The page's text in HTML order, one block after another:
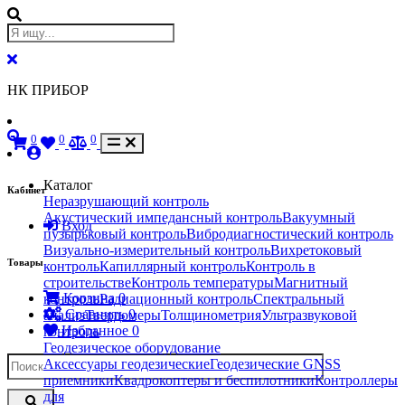
НК ПРИБОР
Кабинет
Вход
Товары
Корзина0
Сравнить0
Избранное 0
0 0 0
Каталог
Неразрушающий контроль
Акустический импедансный контрольВакуумный
пузырьковый контрольВибродиагностический контроль
Визуально-измерительный контрольВихретоковый
контрольКапиллярный контрольКонтроль в
строительствеКонтроль температурыМагнитный
контрольРадиационный контрольСпектральный
анализТвердомерыТолщинометрияУльтразвуковой
контроль
Геодезическое оборудование
Аксессуары геодезическиеГеодезические GNSS
приемникиКвадрокоптеры и беспилотникиКонтроллеры
для